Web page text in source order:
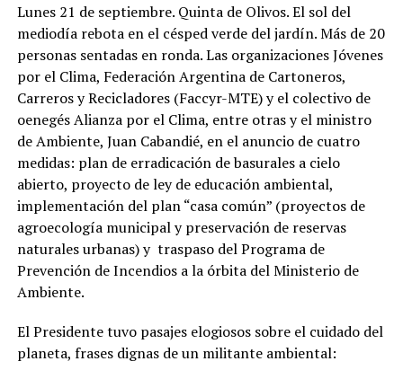
Lunes 21 de septiembre. Quinta de Olivos. El sol del
mediodía rebota en el césped verde del jardín. Más de 20
personas sentadas en ronda. Las organizaciones Jóvenes
por el Clima, Federación Argentina de Cartoneros,
Carreros y Recicladores (Faccyr-MTE) y el colectivo de
oenegés Alianza por el Clima, entre otras y el ministro
de Ambiente, Juan Cabandié, en el anuncio de cuatro
medidas: plan de erradicación de basurales a cielo
abierto, proyecto de ley de educación ambiental,
implementación del plan “casa común” (proyectos de
agroecología municipal y preservación de reservas
naturales urbanas) y traspaso del Programa de
Prevención de Incendios a la órbita del Ministerio de
Ambiente.
El Presidente tuvo pasajes elogiosos sobre el cuidado del
planeta, frases dignas de un militante ambiental: